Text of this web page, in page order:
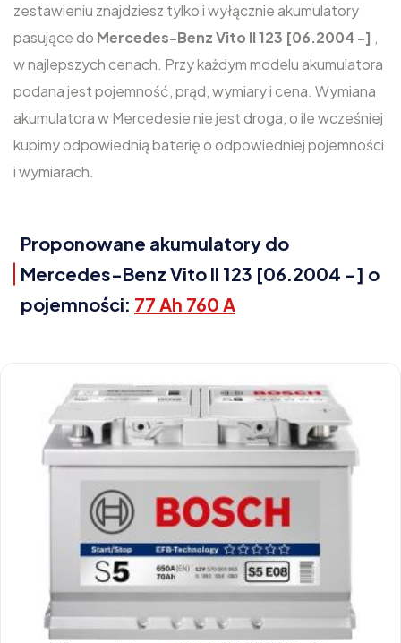
zestawieniu znajdziesz tylko i wyłącznie akumulatory
pasujące do Mercedes-Benz Vito II 123 [06.2004 -] ,
w najlepszych cenach. Przy każdym modelu akumulatora
podana jest pojemność, prąd, wymiary i cena. Wymiana
akumulatora w Mercedesie nie jest droga, o ile wcześniej
kupimy odpowiednią baterię o odpowiedniej pojemności
i wymiarach.
Proponowane akumulatory do
Mercedes-Benz Vito II 123 [06.2004 -] o
pojemności: 77 Ah 760 A